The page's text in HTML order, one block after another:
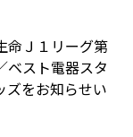
命Ｊ１リーグ第
ベスト電器スタ
ズをお知らせい